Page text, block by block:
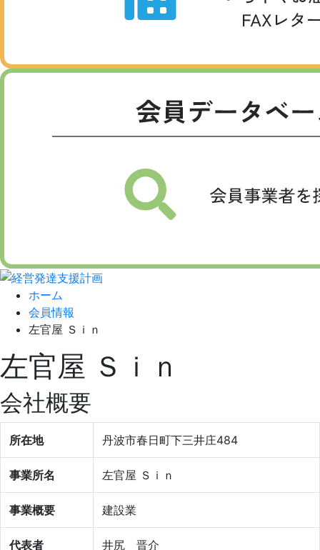
ホーム
会員情報
左官屋 Ｓｉｎ
左官屋 Ｓｉｎ
会社概要
所在地 丹波市春日町下三井庄484
事業所名 左官屋 Ｓｉｎ
事業概要 建設業
代表者 井尻 晋介